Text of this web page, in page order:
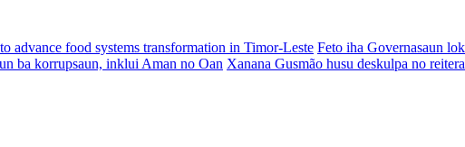
advance food systems transformation in Timor-Leste Feto iha Governasaun
ba korrupsaun, inklui Aman no Oan Xanana Gusmão husu deskulpa no